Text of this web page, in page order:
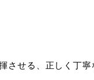
せる、正しく丁寧